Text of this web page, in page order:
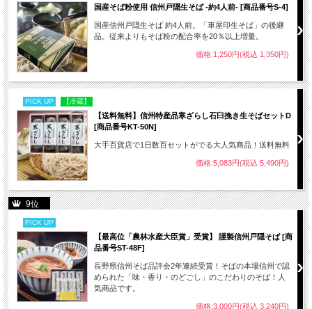
国産そば粉使用 信州戸隠生そば -約4人前- [商品番号S-4]
国産信州戸隠生そば 約4人前。「車屋印生そば」の後継
品。従来よりもそば粉の配合率を20％以上増量。
価格:1,250円(税込 1,350円)
PICK UP 【冷蔵】
【送料無料】信州特産品寒ざらし石臼挽き生そばセットD
[商品番号KT-50N]
大手百貨店で1日数百セットがでる大人気商品！送料無料
価格:5,083円(税込 5,490円)
9位
PICK UP
【最高位「農林水産大臣賞」受賞】 謹製信州戸隠そば [商
品番号ST-48F]
長野県信州そば品評会2年連続受賞！そばの本場信州で認
められた「味・香り・のどごし」のこだわりのそば！人
気商品です。
価格:3,000円(税込 3,240円)